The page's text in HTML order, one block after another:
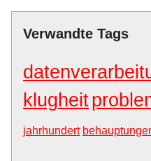
Verwandte Tags
klugheit
jahrhundert